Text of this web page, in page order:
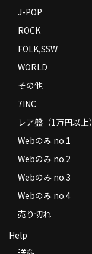
J-POP
ROCK
FOLK,SSW
WORLD
その他
7INC
レア盤（1万円以上）
Webのみ no.1
Webのみ no.2
Webのみ no.3
Webのみ no.4
売り切れ
Help